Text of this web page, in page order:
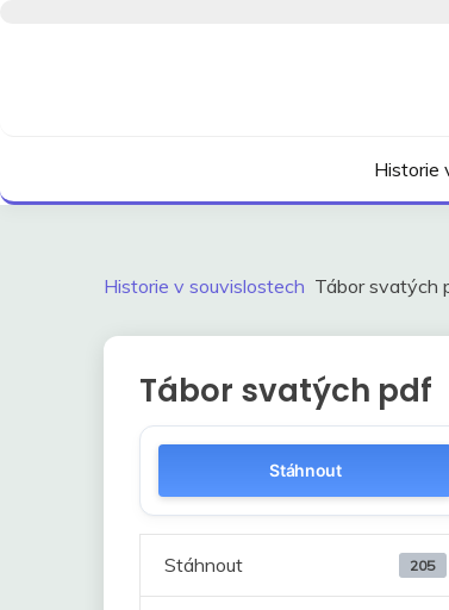
Historie
Historie v souvislostech Tábor svatých
Tábor svatých pdf
Stáhnout
Stáhnout 205